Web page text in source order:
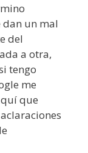
dan un mal
del
a otra,
tengo
me
que